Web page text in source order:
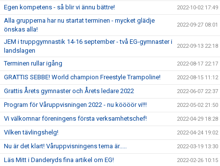
Egen kompetens - så blir vi ännu bättre! 2022-10-02 17:49
Alla grupperna har nu startat terminen - mycket glädje
önskas alla!
2022-09-27 08:01
JEM i truppgymnastik 14-16 september - två EG-gymnaster i
landslagen
2022-09-13 22:18
Terminen rullar igång 2022-08-17 22:17
GRATTIS SEBBE! World champion Freestyle Trampoline! 2022-08-15 11:12
Grattis Årets gymnaster och Årets ledare 2022 2022-06-07 22:37
Program för Våruppvisningen 2022 - nu köööör vi!!! 2022-05-02 21:50
Vi välkomnar föreningens första verksamhetschef! 2022-04-29 18:28
Vilken tävlingshelg! 2022-04-24 19:02
Nu är det klart! Våruppvisningens tema är..... 2022-03-19 13:30
Läs Mitt i Danderyds fina artikel om EG! 2022-02-26 10:15